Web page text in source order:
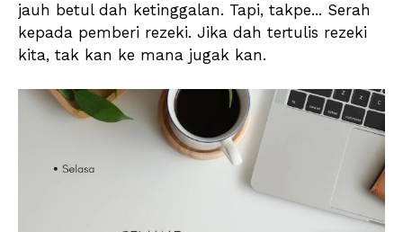
jauh betul dah ketinggalan. Tapi, takpe... Serah
kepada pemberi rezeki. Jika dah tertulis rezeki
kita, tak kan ke mana jugak kan.